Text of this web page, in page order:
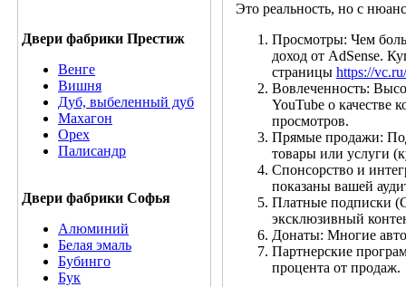
Двери фабрики Престиж
Венге
Вишня
Дуб, выбеленный дуб
Махагон
Орех
Палисандр
Двери фабрики Софья
Алюминий
Белая эмаль
Бубинго
Бук
Это реальность, но с
Просмотры: Чем
доход от AdSense.
страницы https://
Вовлеченность:
YouTube о качестве
просмотров.
Прямые продажи:
товары или услуги
Спонсорство и
показаны вашей
Платные подписки
эксклюзивный
Донаты: Многие
Партнерские
процента от продаж.